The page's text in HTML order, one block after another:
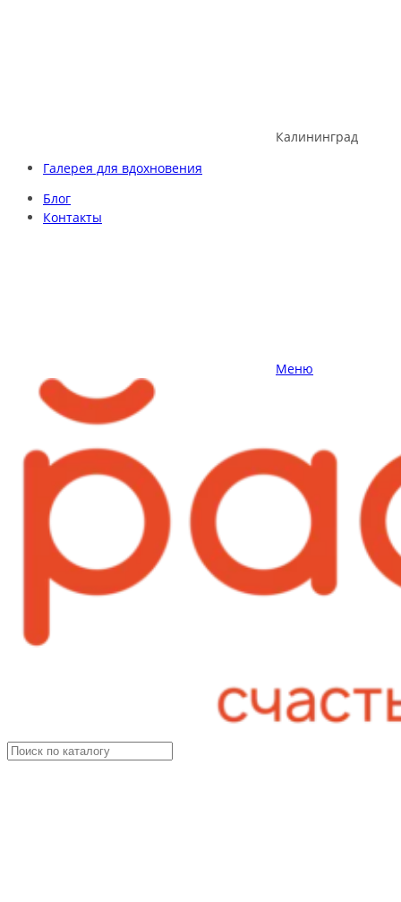
Калининград
Галерея для вдохновения
Блог
Контакты
Меню